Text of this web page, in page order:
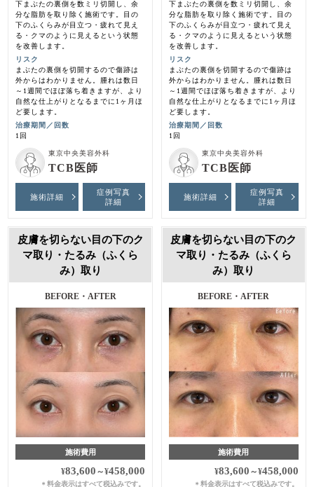
下まぶたの裏側を数ミリ切開し、余
分な脂肪を取り除く施術です。目の
下のふくらみが目立つ・疲れて見え
る・クマのように見えるという状態
を改善します。
リスク
まぶたの裏側を切開するので傷跡は
外からはわかりません。腫れは数日
～1週間でほぼ落ち着きますが、より
自然な仕上がりとなるまでに1ヶ月ほ
ど要します。
治療期間／回数
1回
東京中央美容外科
TCB医師
施術詳細
症例写真
詳細
下まぶたの裏側を数ミリ切開し、余
分な脂肪を取り除く施術です。目の
下のふくらみが目立つ・疲れて見え
る・クマのように見えるという状態
を改善します。
リスク
まぶたの裏側を切開するので傷跡は
外からはわかりません。腫れは数日
～1週間でほぼ落ち着きますが、より
自然な仕上がりとなるまでに1ヶ月ほ
ど要します。
治療期間／回数
1回
東京中央美容外科
TCB医師
施術詳細
症例写真
詳細
皮膚を切らない目の下のク
マ取り・たるみ（ふくら
み）取り
BEFORE・AFTER
施術費用
¥83,600 ～¥458,000
＊料金表示はすべて税込みです。
皮膚を切らない目の下のク
マ取り・たるみ（ふくら
み）取り
BEFORE・AFTER
施術費用
¥83,600 ～¥458,000
＊ 料金表示はすべて税込みです。